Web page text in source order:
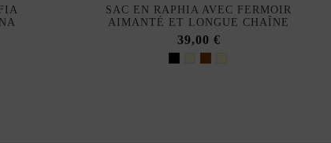
SAC EN RAPHIA AVEC FERMOIR
AIMANTÉ ET LONGUE CHAÎNE
39,00 €